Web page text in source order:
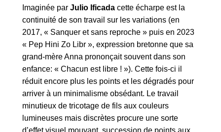
Imaginée par Julio Ificadacette écharpe est la
continuité de son travail sur les variations (en
2017, « Sanquer et sans reproche » puis en 2023
« Pep Hini Zo Libr », expression bretonne que sa
grand-mère Anna prononçait souvent dans son
enfance: « Chacun est libre ! »). Cette fois-ci il
réduit encore plus les points et les dégradés pour
arriver à un minimalisme obsédant. Le travail
minutieux de tricotage de fils aux couleurs
lumineuses mais discrètes procure une sorte
d’effet visuel mouvant, succession de points aux